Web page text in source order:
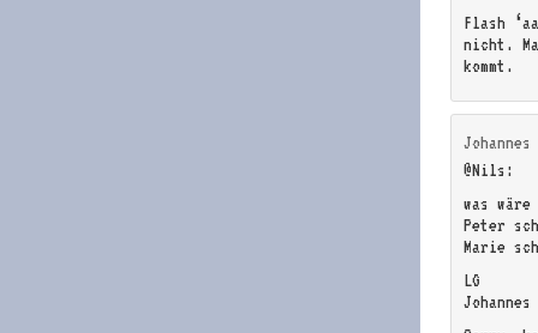
Flash
nicht.
kommt.
Johannes
@Nils:
was
Peter
Marie
LG
Johannes